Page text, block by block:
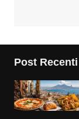
Post Recenti